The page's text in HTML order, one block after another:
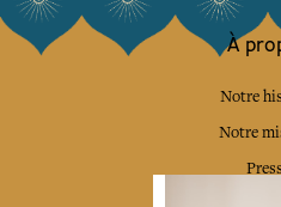
À
Notre
Notre